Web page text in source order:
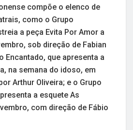
compõe o elenco de
como o Grupo
a peça Evita Por Amor a
sob direção de Fabian
Encantado, que apresenta a
na semana do idoso, em
Arthur Oliveira; e o Grupo
a esquete As
com direção de Fábio